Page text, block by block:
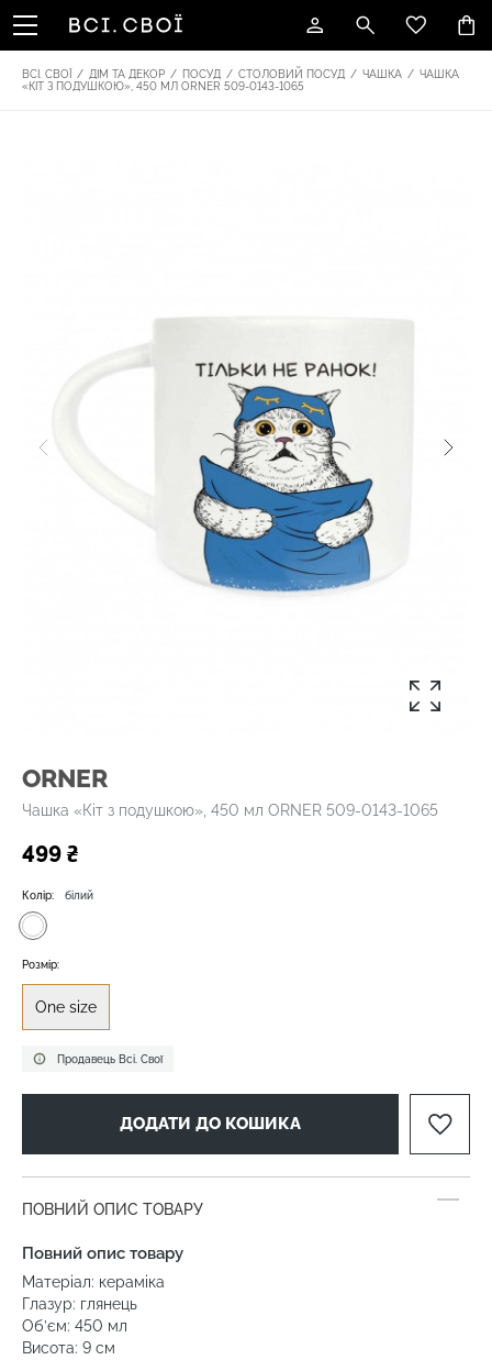
ВСІ. СВОЇ / ДІМ ТА ДЕКОР / ПОСУД / СТОЛОВИЙ ПОСУД / ЧАШКА / ЧАШКА
«КІТ З ПОДУШКОЮ», 450 МЛ ORNER 509-0143-1065
ORNER
Чашка «Кіт з подушкою», 450 мл ORNER 509-0143-1065
499 ₴
Продавець Всі. Свої
Колір: білий
Розмір:
One size
ДОДАТИ ДО КОШИКА
ПОВНИЙ ОПИС ТОВАРУ
Повний опис товару
Матеріал: кераміка
Глазур: глянець
Об’єм: 450 мл
Висота: 9 см